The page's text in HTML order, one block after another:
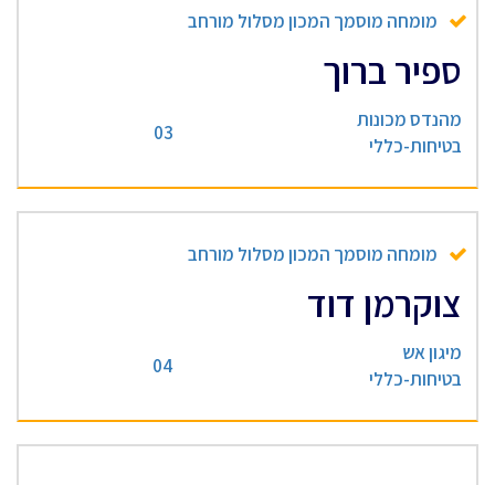
מומחה מוסמך המכון מסלול מורחב
ספיר ברוך
מהנדס מכונות
בטיחות-כללי
03
מומחה מוסמך המכון מסלול מורחב
צוקרמן דוד
מיגון אש
בטיחות-כללי
04